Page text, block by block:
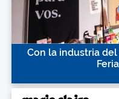
Con la industria